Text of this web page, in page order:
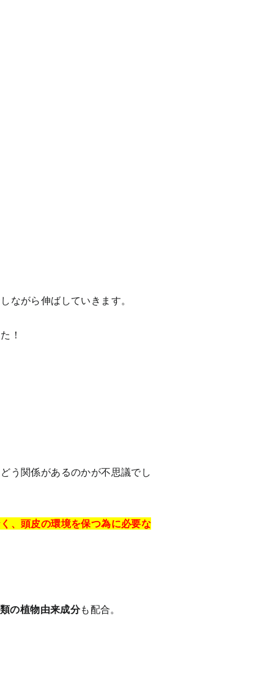
ながら伸ばしていきます。
！
う関係があるのかが不思議でし
、頭皮の環境を保つ為に必要な
の植物由来成分も配合。